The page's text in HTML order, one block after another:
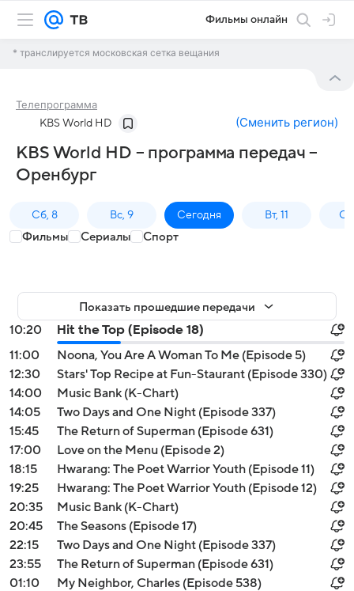
Фильмы онлайн
* транслируется московская сетка вещания
Телепрограмма
KBS World HD (Сменить регион)
KBS World HD – программа передач –
Оренбург
Сб, 8 Вс, 9 Сегодня Вт, 11
Фильмы Сериалы Спорт
Показать прошедшие передачи
10:20
Hit the Top (Episode 18)
11:00
Noona, You Are A Woman To Me (Episode 5)
12:30
Stars' Top Recipe at Fun-Staurant (Episode 330)
14:00
Music Bank (K-Chart)
14:05
Two Days and One Night (Episode 337)
15:45
The Return of Superman (Episode 631)
17:00
Love on the Menu (Episode 2)
18:15
Hwarang: The Poet Warrior Youth (Episode 11)
19:25
Hwarang: The Poet Warrior Youth (Episode 12)
20:35
Music Bank (K-Chart)
20:45
The Seasons (Episode 17)
22:15
Two Days and One Night (Episode 337)
23:55
The Return of Superman (Episode 631)
01:10
My Neighbor, Charles (Episode 538)